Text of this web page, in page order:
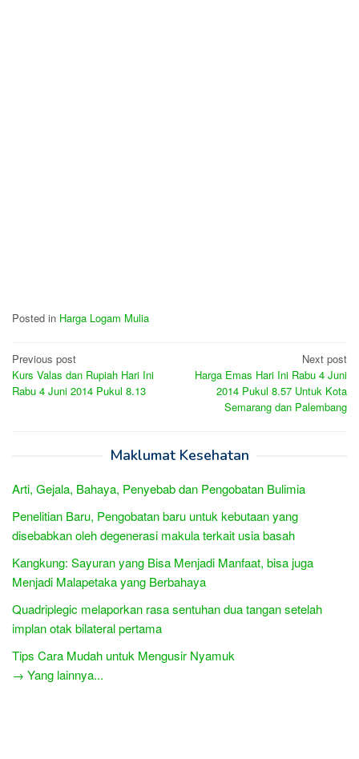
Posted in Harga Logam Mulia
Post
navigation
Previous post
Kurs Valas dan Rupiah Hari Ini
Rabu 4 Juni 2014 Pukul 8.13
Next post
Harga Emas Hari Ini Rabu 4 Juni
2014 Pukul 8.57 Untuk Kota
Semarang dan Palembang
Maklumat Kesehatan
Arti, Gejala, Bahaya, Penyebab dan Pengobatan Bulimia
Penelitian Baru, Pengobatan baru untuk kebutaan yang
disebabkan oleh degenerasi makula terkait usia basah
Kangkung: Sayuran yang Bisa Menjadi Manfaat, bisa juga
Menjadi Malapetaka yang Berbahaya
Quadriplegic melaporkan rasa sentuhan dua tangan setelah
implan otak bilateral pertama
Tips Cara Mudah untuk Mengusir Nyamuk
→ Yang lainnya...